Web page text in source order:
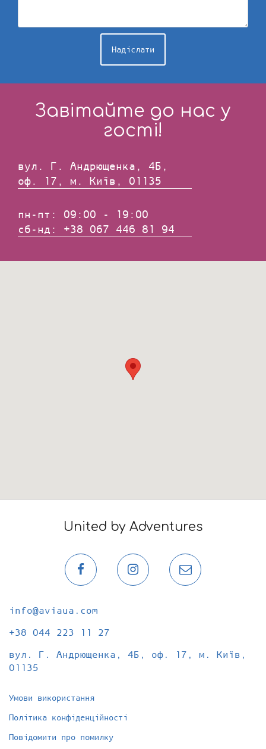
Надіслати
Завітайте до нас у
гості!
вул. Г. Андрющенка, 4Б,
оф. 17, м. Київ, 01135
пн-пт: 09:00 - 19:00
сб-нд: +38 067 446 81 94
United by Adventures
Сторінка
в
Сторінка
в
Email-
розсилка
info@aviaua.com
+38 044 223 11 27
вул. Г. Андрющенка, 4Б, оф. 17, м. Київ,
01135
Умови використання
Політика конфіденційності
Повідомити про помилку